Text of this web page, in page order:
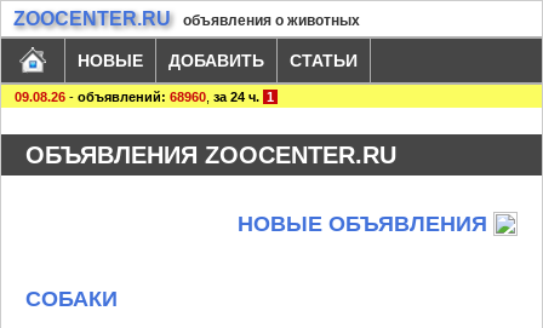
ZOOCENTER.RU объявления о животных
НОВЫЕ ДОБАВИТЬ СТАТЬИ
09.08.26 - объявлений: 68960 за 24 ч. 1
ОБЪЯВЛЕНИЯ ZOOCENTER.RU
НОВЫЕ ОБЪЯВЛЕНИЯ
СОБАКИ